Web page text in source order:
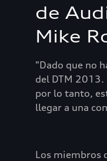
de
Mike
"Dado que no
del DTM 2013.
por lo tanto,
llegar a una
Los miembros